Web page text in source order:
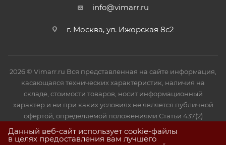
info@vimarr.ru
г. Москва, ул. Ижорская 8с2
2026 © Vimarr.ru Вся представленная на сайте информация,
касающаяся технических характеристик, наличия на
складе, стоимости товаров, носит информационный
характер и ни при каких условиях не является публичной
офертой, определяемой положениями Статьи 437(2)
Гражданского кодекса РФ.
Данный веб-сайт использует cookie-файлы
в целях предоставления вам лучшего